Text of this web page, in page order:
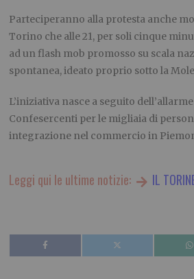
Parteciperanno alla protesta anche
Torino che alle 21, per soli cinque
ad un flash mob promosso su scala
spontanea, ideato proprio sotto la
L’iniziativa nasce a seguito
Confesercenti per le migliaia di
integrazione nel commercio in
Leggi qui le ultime notizie: IL